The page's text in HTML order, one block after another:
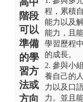
階段
可以
準備
的學
習方
法或
方向
程，累積
能力以及
能力，且
學習歷程
的成長。
2. 參與小
養自己的
力以及口
力。並且